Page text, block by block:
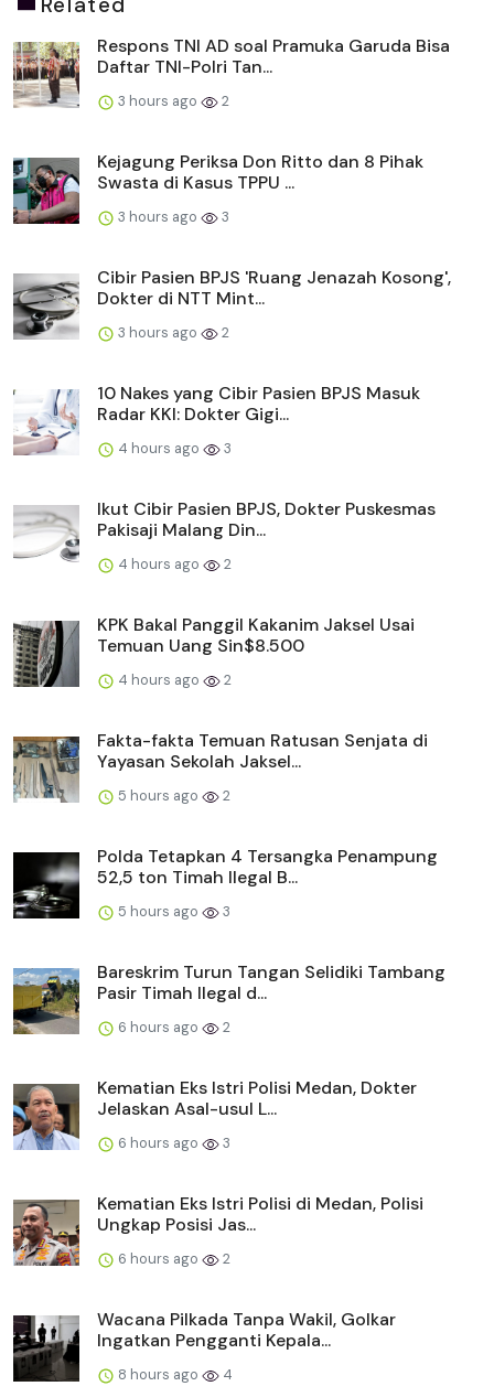
Respons TNI AD soal Pramuka Garuda Bisa
Daftar TNI-Polri Tan...
3 hours ago 2
Kejagung Periksa Don Ritto dan 8 Pihak
Swasta di Kasus TPPU ...
3 hours ago 3
Cibir Pasien BPJS 'Ruang Jenazah Kosong',
Dokter di NTT Mint...
3 hours ago 2
10 Nakes yang Cibir Pasien BPJS Masuk
Radar KKI: Dokter Gigi...
4 hours ago 3
Ikut Cibir Pasien BPJS, Dokter Puskesmas
Pakisaji Malang Din...
4 hours ago 2
KPK Bakal Panggil Kakanim Jaksel Usai
Temuan Uang Sin$8.500
4 hours ago 2
Fakta-fakta Temuan Ratusan Senjata di
Yayasan Sekolah Jaksel...
5 hours ago 2
Polda Tetapkan 4 Tersangka Penampung
52,5 ton Timah Ilegal B...
5 hours ago 3
Bareskrim Turun Tangan Selidiki Tambang
Pasir Timah Ilegal d...
6 hours ago 2
Kematian Eks Istri Polisi Medan, Dokter
Jelaskan Asal-usul L...
6 hours ago 3
Kematian Eks Istri Polisi di Medan, Polisi
Ungkap Posisi Jas...
6 hours ago 2
Wacana Pilkada Tanpa Wakil, Golkar
Ingatkan Pengganti Kepala...
8 hours ago 4